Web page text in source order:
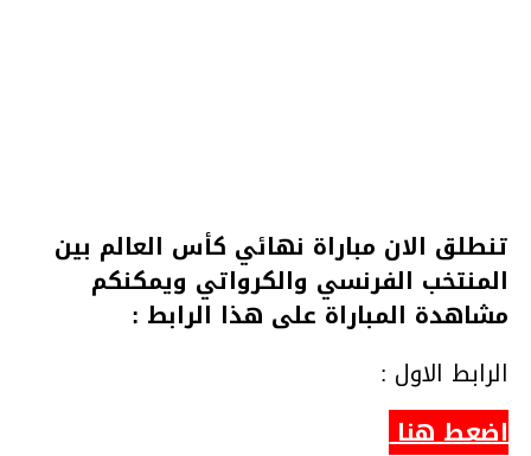
تنطلق الان مباراة نهائي كأس العالم بين
المنتخب الفرنسي والكرواتي ويمكنكم
مشاهدة المباراة على هذا الرابط :
الرابط الاول :
اضعط هنا